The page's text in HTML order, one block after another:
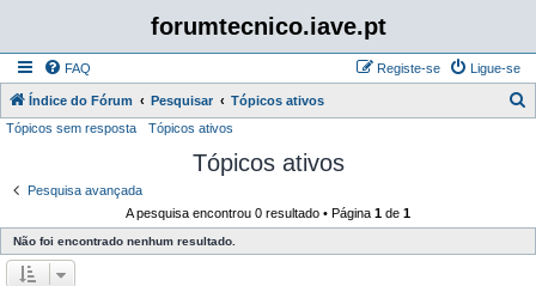
forumtecnico.iave.pt
FAQ Ligue-se
Registe-se
Índice do Fórum Pesquisar Tópicos ativos
Tópicos sem resposta Tópicos ativos
Tópicos ativos
Pesquisa avançada
A pesquisa encontrou 0 resultado • Página 1 de 1
Não foi encontrado nenhum resultado.